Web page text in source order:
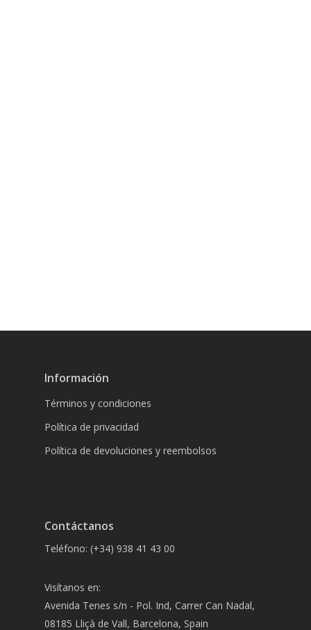
Información
Términos y condiciones
Política de privacidad
Política de devoluciones y reembolsos
Contáctanos
Teléfono: (+34) 938 41 43 00
Visítanos en:
Avenida Tenes s/n - Pol. Ind, Carrer Can Nadal,
08185 Lliçà de Vall, Barcelona, Spain